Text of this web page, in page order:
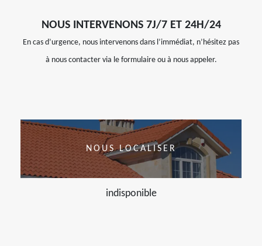
NOUS INTERVENONS 7J/7 ET 24H/24
En cas d’urgence, nous intervenons dans l’immédiat, n’hésitez pas
à nous contacter via le formulaire ou à nous appeler.
NOUS LOCALISER
indisponible